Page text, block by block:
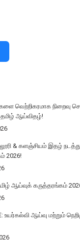
வெற்றிகரமாக நிறைவு
ஆய்விதழ்!
& களஞ்சியம் இதழ்
2026!
ஆய்வுக் கருத்தரங்கம்
உயர்கல்வி ஆய்வு மற்றும்